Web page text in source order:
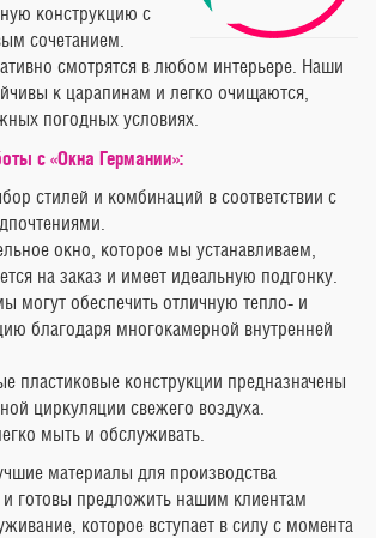
конструкцию с
сочетанием.
смотрятся в любом интерьере. Наши
к царапинам и легко очищаются,
погодных условиях.
с «Окна Германии»:
стилей и комбинаций в соответствии с
окно, которое мы устанавливаем,
на заказ и имеет идеальную подгонку.
могут обеспечить отличную тепло- и
благодаря многокамерной внутренней
пластиковые конструкции предназначены
циркуляции свежего воздуха.
мыть и обслуживать.
материалы для производства
и готовы предложить нашим клиентам
которое вступает в силу с момента